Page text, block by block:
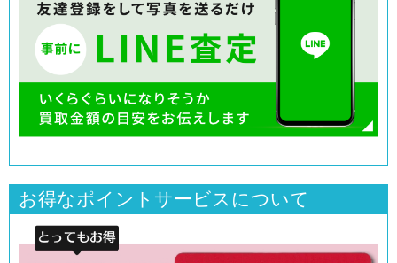
お得なポイントサービスについて